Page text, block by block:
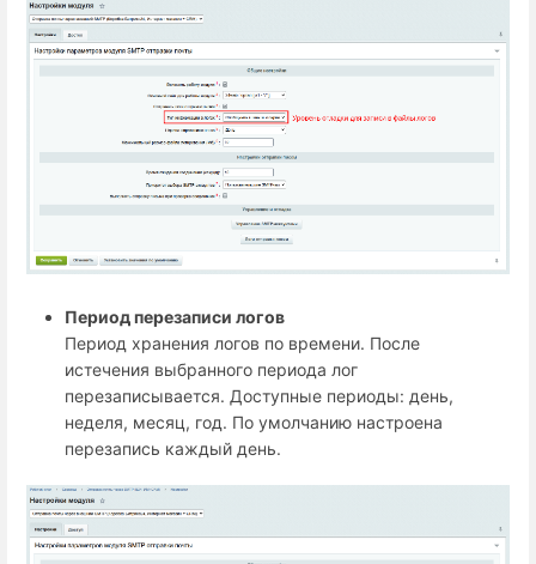
Период перезаписи логов
Период хранения логов по времени. После
истечения выбранного периода лог
перезаписывается. Доступные периоды: день,
неделя, месяц, год. По умолчанию настроена
перезапись каждый день.